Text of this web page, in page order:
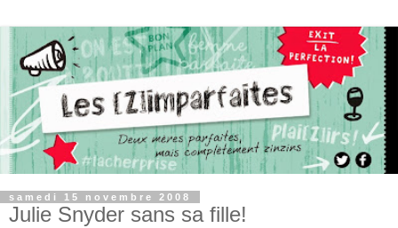
samedi 15 novembre 2008
Julie Snyder sans sa fille!